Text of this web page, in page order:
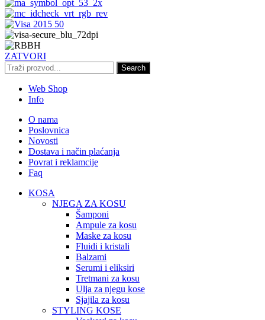
ZATVORI
Search
Web Shop
Info
O nama
Poslovnica
Novosti
Dostava i način plaćanja
Povrat i reklamcije
Faq
KOSA
NJEGA ZA KOSU
Šamponi
Ampule za kosu
Maske za kosu
Fluidi i kristali
Balzami
Serumi i eliksiri
Tretmani za kosu
Ulja za njegu kose
Sjajila za kosu
STYLING KOSE